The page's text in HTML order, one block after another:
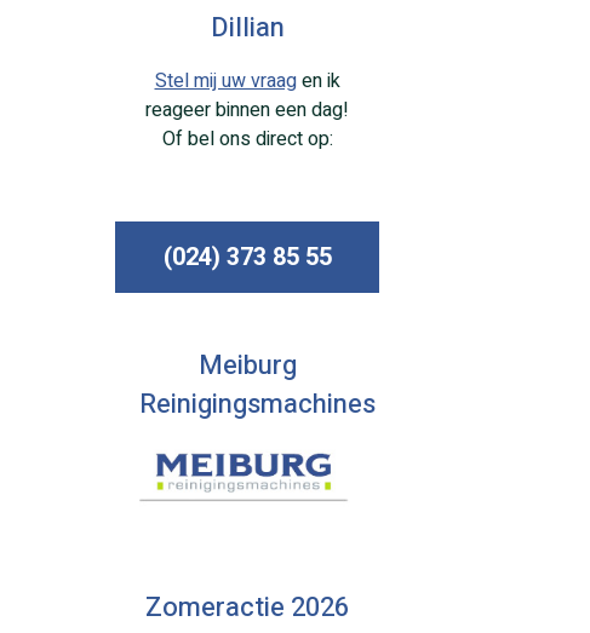
Dillian
Stel mij uw vraagen ik
reageer binnen een dag!
Of bel ons direct op:
(024) 373 85 55
Meiburg
Reinigingsmachines
Zomeractie 2026